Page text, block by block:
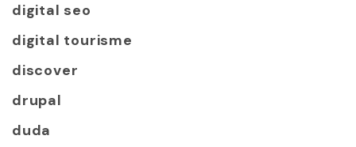
digital seo
digital tourisme
discover
drupal
duda